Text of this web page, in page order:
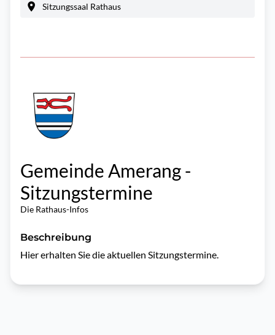
Sitzungssaal Rathaus
Gemeinde Amerang -
Sitzungstermine
Die Rathaus-Infos
Beschreibung
Hier erhalten Sie die aktuellen Sitzungstermine.